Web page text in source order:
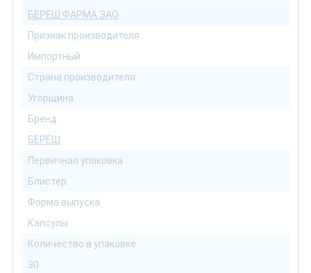
БЕРЕШ ФАРМА ЗАО
Признак производителя
Импортный
Страна производителя
Угорщина
Бренд
БЕРЕШ
Первичная упаковка
Блистер
Форма выпуска
Капсулы
Количество в упаковке
30